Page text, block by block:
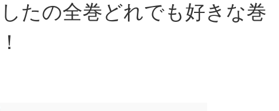
たの全巻どれでも好きな巻